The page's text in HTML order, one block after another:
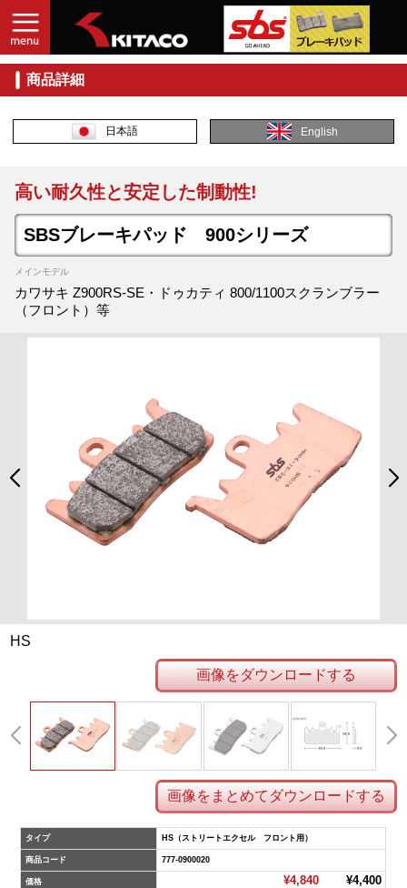
商品詳細
日本語 English
高い耐久性と安定した制動性!
SBSブレーキパッド 900シリーズ
メインモデル
カワサキ Z900RS-SE・ドゥカティ 800/1100スクランブラー
（フロント）等
HS
画像をダウンロードする
画像をまとめてダウンロードする
タイプ HS（ストリートエクセル フロント用）
商品コード 777-0900020
価格 ¥4,840¥4,400